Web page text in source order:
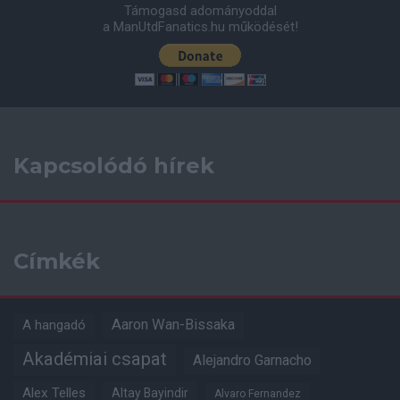
Támogasd adományoddal
a ManUtdFanatics.hu működését!
Kapcsolódó hírek
Címkék
A hangadó Aaron Wan-Bissaka
Akadémiai csapat Alejandro Garnacho
Alex Telles Altay Bayindir Alvaro Fernandez